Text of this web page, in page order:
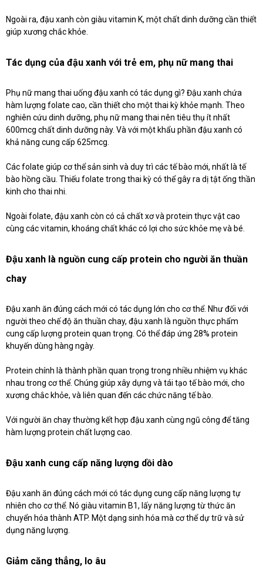
Ngoài ra, đậu xanh còn giàu vitamin K, một chất dinh dưỡng cần thiết
giúp xương chắc khỏe.
Tác dụng của đậu xanh với trẻ em, phụ nữ mang thai
Phụ nữ mang thai uống đậu xanh có tác dụng gì? Đậu xanh chứa
hàm lượng folate cao, cần thiết cho một thai kỳ khỏe mạnh. Theo
nghiên cứu dinh dưỡng, phụ nữ mang thai nên tiêu thụ ít nhất
600mcg chất dinh dưỡng này. Và với một khẩu phần đậu xanh có
khả năng cung cấp 625mcg.
Các folate giúp cơ thể sản sinh và duy trì các tế bào mới, nhất là tế
bào hồng cầu. Thiếu folate trong thai kỳ có thể gây ra dị tật ống thần
kinh cho thai nhi.
Ngoài folate, đậu xanh còn có cả chất xơ và protein thực vật cao
cùng các vitamin, khoáng chất khác có lợi cho sức khỏe mẹ và bé.
Đậu xanh là nguồn cung cấp protein cho người ăn thuần
chay
Đậu xanh ăn đúng cách mới có tác dụng lớn cho cơ thể. Như đối với
người theo chế độ ăn thuần chay, đậu xanh là nguồn thực phẩm
cung cấp lượng protein quan trọng. Có thể đáp ứng 28% protein
khuyến dùng hàng ngày.
Protein chính là thành phần quan trọng trong nhiều nhiệm vụ khác
nhau trong cơ thể. Chúng giúp xây dựng và tái tạo tế bào mới, cho
xương chắc khỏe, và liên quan đến các chức năng tế bào.
Với người ăn chay thường kết hợp đậu xanh cùng ngũ công để tăng
hàm lượng protein chất lượng cao.
Đậu xanh cung cấp năng lượng dồi dào
Đậu xanh ăn đúng cách mới có tác dụng cung cấp năng lượng tự
nhiên cho cơ thể. Nó giàu vitamin B1, lấy năng lượng từ thức ăn
chuyển hóa thành ATP. Một dạng sinh hóa mà cơ thể dự trữ và sử
dụng năng lượng.
Giảm căng thẳng, lo âu